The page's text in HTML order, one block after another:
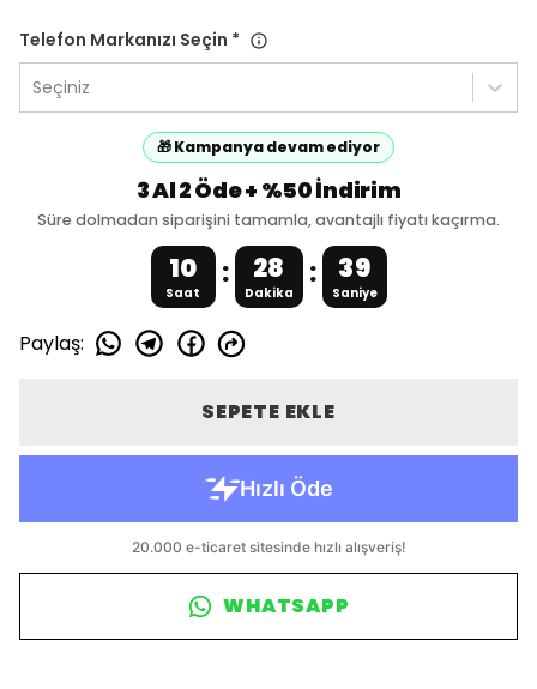
Telefon Markanızı Seçin *
Seçiniz
🎁 Kampanya devam ediyor
3 Al 2 Öde + %50 İndirim
Süre dolmadan siparişini tamamla, avantajlı fiyatı kaçırma.
10
Saat
: 28
Dakika
: 38
Saniye
Paylaş:
SEPETE EKLE
WHATSAPP